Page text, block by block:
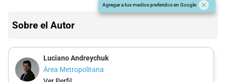
Agregar a tus medios preferidos en Google
Sobre el Autor
Luciano Andreychuk
Área Metropolitana